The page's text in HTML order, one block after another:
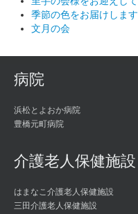
季節の色をお届けします
文月の会
病院
浜松とよおか病院
豊橋元町病院
介護老人保健施設
はまなこ介護老人保健施設
三田介護老人保健施設